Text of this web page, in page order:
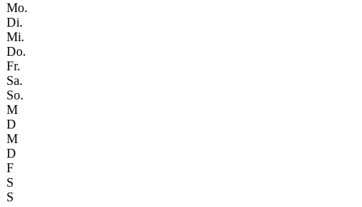
Mo.
Di.
Mi.
Do.
Fr.
Sa.
So.
M
D
M
D
F
S
S